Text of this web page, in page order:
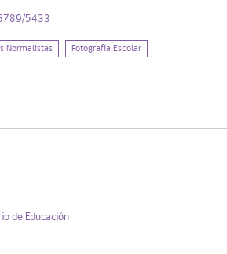
5433
Normalistas Fotografía Escolar
de Educación